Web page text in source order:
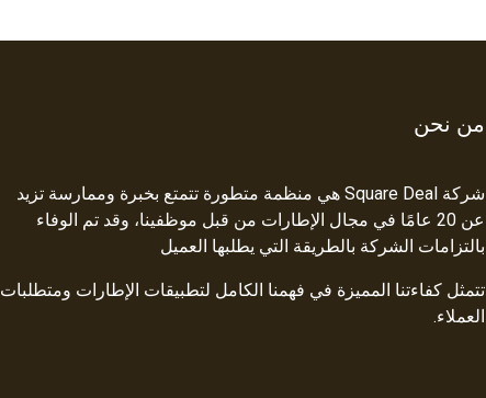
من نحن
شركة Square Deal هي منظمة متطورة تتمتع بخبرة وممارسة تزيد
عن 20 عامًا في مجال الإطارات من قبل موظفينا، وقد تم الوفاء
بالتزامات الشركة بالطريقة التي يطلبها العميل
تتمثل كفاءتنا المميزة في فهمنا الكامل لتطبيقات الإطارات ومتطلبات
العملاء.